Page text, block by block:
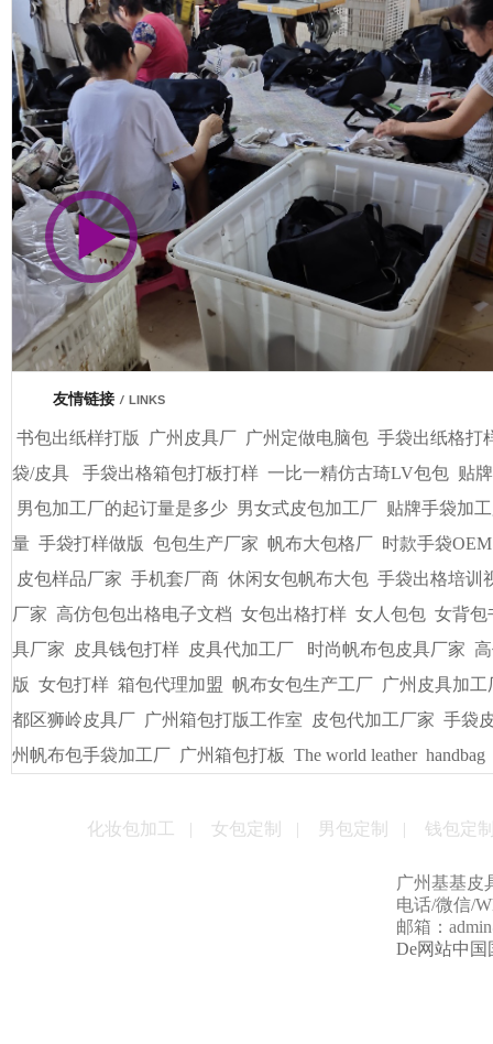
市商会会员单位
友情链接 / LINKS
书包出纸样打版 广州皮具厂 广州定做电脑包 手袋出纸格打
袋/皮具
手袋出格箱包打板打样 一比一精仿古琦LV包包 贴
男包加工厂的起订量是多少 男女式皮包加工厂 贴牌手袋加
量 手袋打样做版 包包生产厂家 帆布大包格厂 时款手袋OEM
皮包样品厂家 手机套厂商 休闲女包帆布大包 手袋出格培训
厂家 高仿包包出格电子文档 女包出格打样 女人包包 女背包
具厂家
皮具钱包打样 皮具代加工厂 时尚帆布包皮具厂家
版 女包打样 箱包代理加盟 帆布女包生产工厂 广州皮具加工
都区狮岭皮具厂 广州箱包打版工作室 皮包代加工厂家 手袋
州帆布包手袋加工厂 广州箱包打板 The world leather handbag
化妆包加工 | 女包定制 | 男包定制 | 钱包定
广州基基皮
电话/微信/
邮箱：
De网站中国